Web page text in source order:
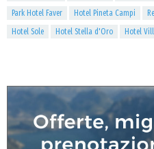
Park Hotel Faver
Hotel Pineta Campi
Hotel Sole
Hotel Stella d'Oro Hotel